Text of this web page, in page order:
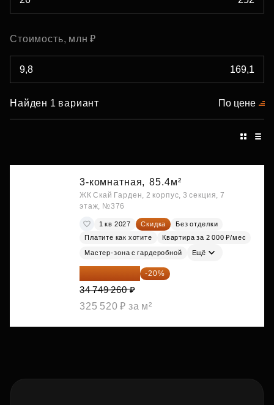
Стоимость, млн ₽
Найден 1 вариант По цене
3-комнатная, 85.4м²
ЖК Скай Гарден, 2 корпус, 3 секция, 7
этаж, №376
1 кв 2027 Скидка
Без отделки
Платите как хотите
Квартира за 2 000 ₽/мес
Мастер-зона с гардеробной Ещё
27 799 408 ₽ -20%
34 749 260 ₽
325 520 ₽ за м²